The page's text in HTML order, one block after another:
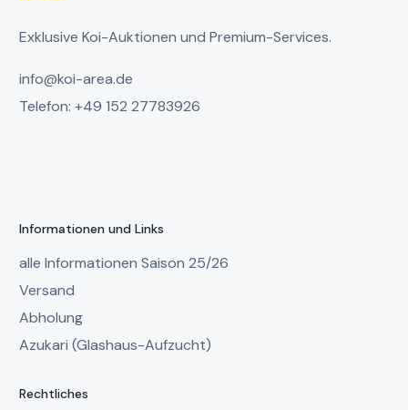
Exklusive Koi-Auktionen und Premium-Services.
info@koi-area.de
Telefon: +49 152 27783926
Informationen und Links
alle Informationen Saison 25/26
Versand
Abholung
Azukari (Glashaus-Aufzucht)
Rechtliches